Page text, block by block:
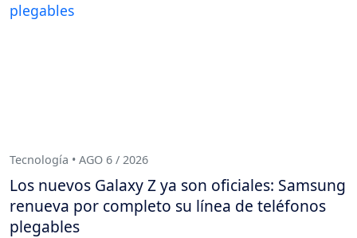
Tecnología • AGO 6 / 2026
Los nuevos Galaxy Z ya son oficiales: Samsung
renueva por completo su línea de teléfonos
plegables